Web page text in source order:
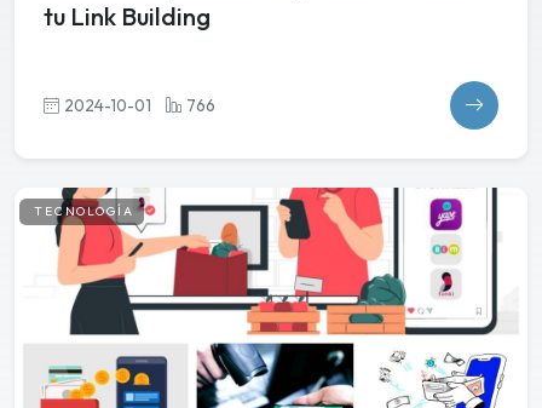
tu Link Building
2024-10-01 766
TECNOLOGÍA